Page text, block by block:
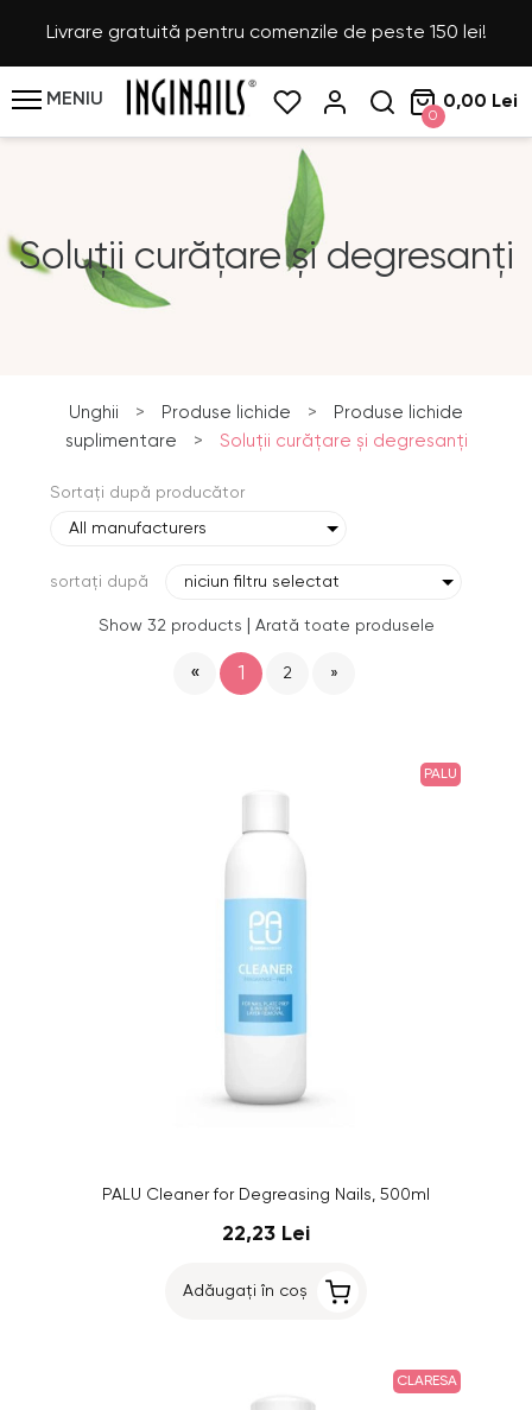
Livrare gratuită pentru comenzile de peste 150 lei!
MENIU
0
0,00 Lei
Soluții curățare și degresanți
Unghii > Produse lichide >
Produse lichide
suplimentare
> Soluții curățare și degresanți
Sortați după producător
All manufacturers
sortați după niciun filtru selectat
Show 32 products Arată toate produsele
« 1 2 »
PALU
PALU Cleaner for Degreasing Nails, 500ml
22,23 Lei
Adăugați în coș
CLARESA